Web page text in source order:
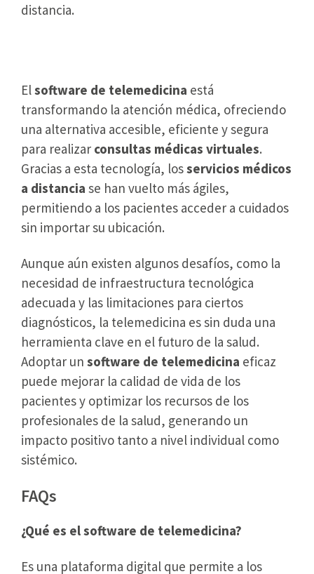
distancia.
Elsoftware de telemedicina está
transformando la atención médica, ofreciendo
una alternativa accesible, eficiente y segura
para realizar consultas médicas virtuales.
Gracias a esta tecnología, losservicios médicos
a distancia se han vuelto más ágiles,
permitiendo a los pacientes acceder a cuidados
sin importar su ubicación.
Aunque aún existen algunos desafíos, como la
necesidad de infraestructura tecnológica
adecuada y las limitaciones para ciertos
diagnósticos, la telemedicina es sin duda una
herramienta clave en el futuro de la salud.
Adoptar un software de telemedicina eficaz
puede mejorar la calidad de vida de los
pacientes y optimizar los recursos de los
profesionales de la salud, generando un
impacto positivo tanto a nivel individual como
sistémico.
FAQs
¿Qué es el software de telemedicina?
Es una plataforma digital que permite a los